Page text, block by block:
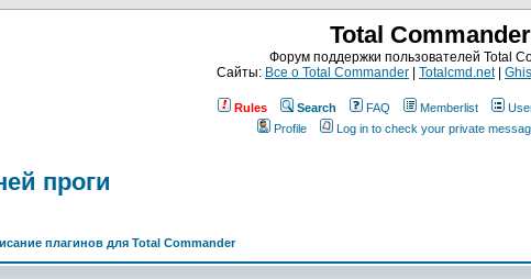
Total Commander
Форум поддержки пользователей Total
Сайты: Все о Total Commander Totalcmd.net|
Rules Search FAQ Memberlist
Profile
Log in to check your private
проги
плагинов для Total Commander